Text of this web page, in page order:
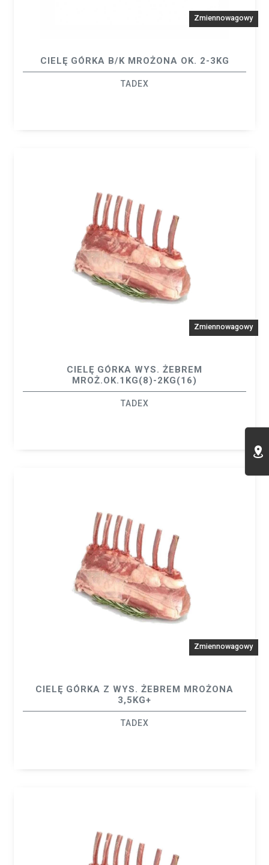
Zmiennowagowy
CIELĘ GÓRKA B/K MROŻONA OK. 2-3KG
TADEX
Zmiennowagowy
CIELĘ GÓRKA WYS. ŻEBREM
MROŻ.OK.1KG(8)-2KG(16)
TADEX
Zmiennowagowy
CIELĘ GÓRKA Z WYS. ŻEBREM MROŻONA
3,5KG+
TADEX